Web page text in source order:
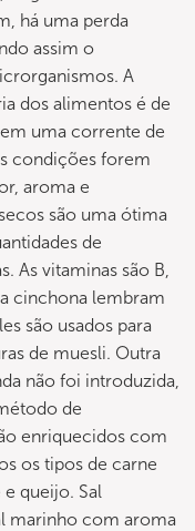
há uma perda
assim o
A
dos alimentos é de
uma corrente de
condições forem
aroma e
são uma ótima
de
As vitaminas são B,
cinchona lembram
são usados para
de muesli. Outra
não foi introduzida,
de
enriquecidos com
os tipos de carne
queijo. Sal
marinho com aroma